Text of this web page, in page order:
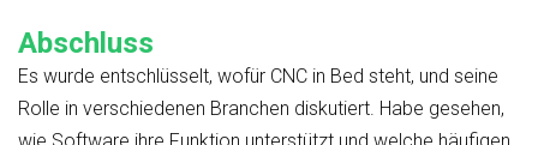
Abschluss
Es wurde entschlüsselt, wofür CNC in Bed steht, und seine
Rolle in verschiedenen Branchen diskutiert. Habe gesehen,